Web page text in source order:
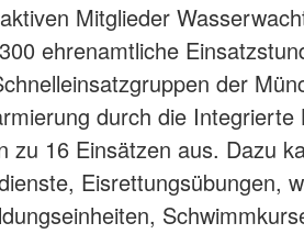
Mitglieder
ehrenamtliche
der
durch die
zu 16 Einsätzen aus. Dazu
Eisrettungsübungen,